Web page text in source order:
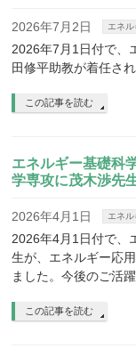
2026年7月2日 エネ
2026年7月1日付で、
田修平助教が着任さ
この記事を読む
エネルギー基礎科
学専攻に茂木渉先
2026年4月1日 エネ
2026年4月1日付で、
生が、エネルギー応
ました。今後のご活
この記事を読む